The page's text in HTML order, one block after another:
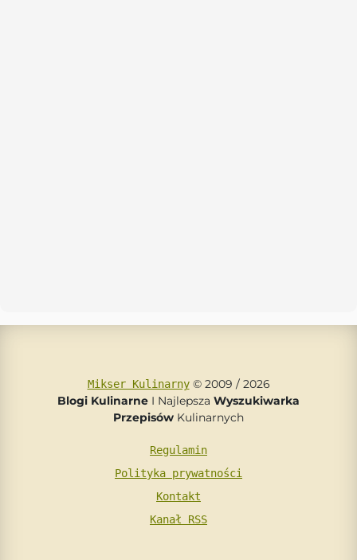
Mikser Kulinarny© 2009 / 2026
Blogi Kulinarne I Najlepsza Wyszukiwarka
Przepisów Kulinarnych
Regulamin
Polityka prywatności
Kontakt
Kanał RSS